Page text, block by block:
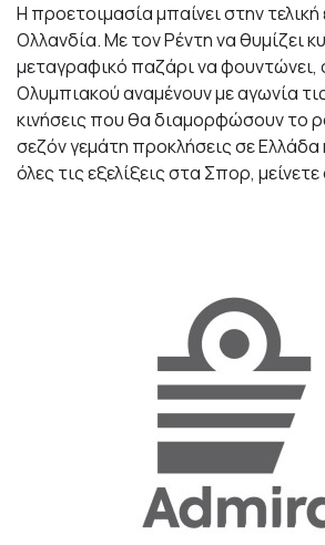
Η προετοιμασία μπαίνει στην τελική
Ολλανδία. Με τον Ρέντη να θυμίζει
μεταγραφικό παζάρι να φουντώνει,
Ολυμπιακού αναμένουν με αγωνία
κινήσεις που θα διαμορφώσουν το
σεζόν γεμάτη προκλήσεις σε Ελλάδα
όλες τις εξελίξεις στα Σπορ,